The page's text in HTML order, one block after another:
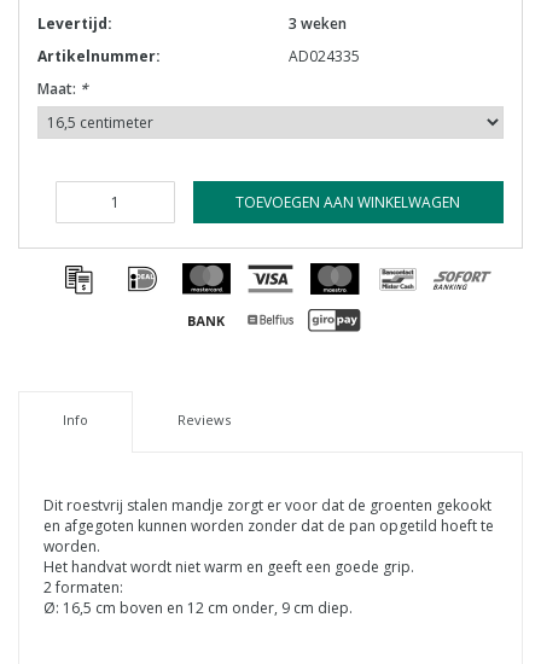
Levertijd:
3 weken
Artikelnummer:
AD024335
Maat: *
TOEVOEGEN AAN WINKELWAGEN
Info Reviews
Dit roestvrij stalen mandje zorgt er voor dat de groenten gekookt
en afgegoten kunnen worden zonder dat de pan opgetild hoeft te
worden.
Het handvat wordt niet warm en geeft een goede grip.
2 formaten:
Ø: 16,5 cm boven en 12 cm onder, 9 cm diep.